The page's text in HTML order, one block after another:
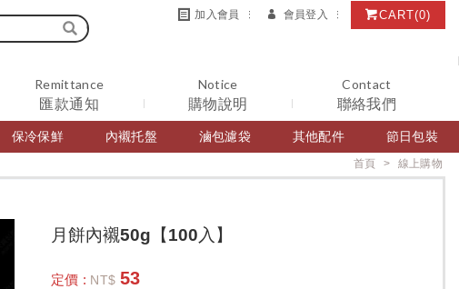
加入會員 會員登入 CART(0)
保冷保鮮 內襯托盤 滷包濾袋 其他配件 節日包裝
Remittance
匯款通知
Notice
購物說明
Contact
聯絡我們
首頁 線上購物
月餅內襯50g【100入】
定價 : NT$ 53